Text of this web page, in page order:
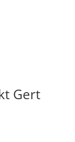
Gert